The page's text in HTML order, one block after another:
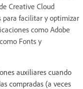
Creative Cloud
para facilitar y optimizar
como Adobe
Fonts y
auxiliares cuando
compradas (a veces